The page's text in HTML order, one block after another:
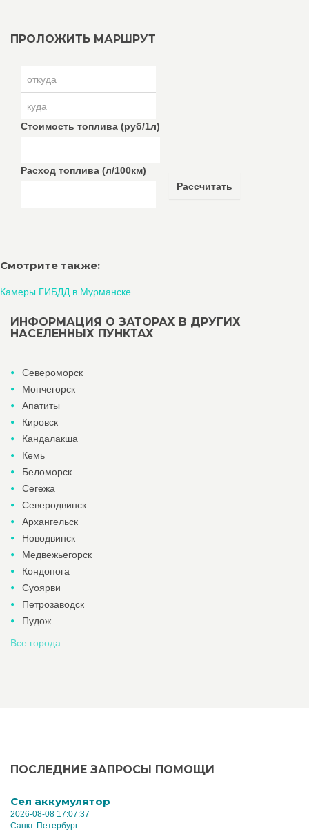
ПРОЛОЖИТЬ МАРШРУТ
Стоимость топлива (руб/1л)
Расход топлива (л/100км)
Рассчитать
Смотрите также:
Камеры ГИБДД в Мурманске
ИНФОРМАЦИЯ О ЗАТОРАХ В ДРУГИХ
НАСЕЛЕННЫХ ПУНКТАХ
Североморск
Мончегорск
Апатиты
Кировск
Кандалакша
Кемь
Беломорск
Сегежа
Северодвинск
Архангельск
Новодвинск
Медвежьегорск
Кондопога
Суоярви
Петрозаводск
Пудож
Все города
ПОСЛЕДНИЕ ЗАПРОСЫ ПОМОЩИ
Cел аккумулятор
2026-08-08 17:07:37
Санкт-Петербург